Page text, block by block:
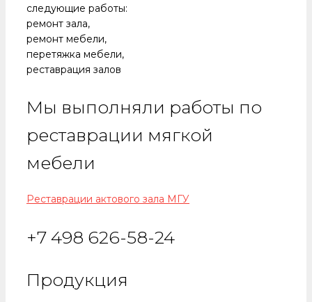
следующие работы:
ремонт зала,
ремонт мебели,
перетяжка мебели,
реставрация залов
Мы выполняли работы по
реставрации мягкой
мебели
Реставрации актового зала МГУ
+7 498 626-58-24
Продукция